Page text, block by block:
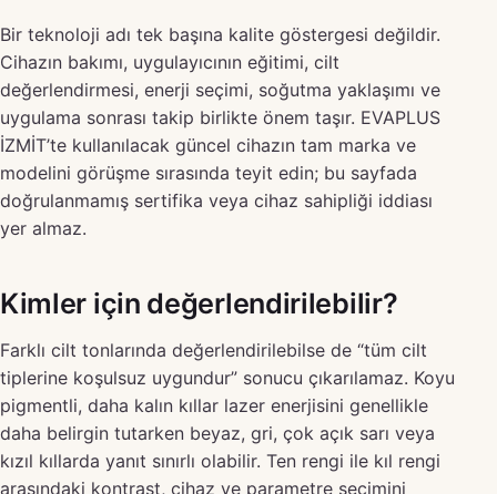
Bir teknoloji adı tek başına kalite göstergesi değildir.
Cihazın bakımı, uygulayıcının eğitimi, cilt
değerlendirmesi, enerji seçimi, soğutma yaklaşımı ve
uygulama sonrası takip birlikte önem taşır. EVAPLUS
İZMİT’te kullanılacak güncel cihazın tam marka ve
modelini görüşme sırasında teyit edin; bu sayfada
doğrulanmamış sertifika veya cihaz sahipliği iddiası
yer almaz.
Kimler için değerlendirilebilir?
Farklı cilt tonlarında değerlendirilebilse de “tüm cilt
tiplerine koşulsuz uygundur” sonucu çıkarılamaz. Koyu
pigmentli, daha kalın kıllar lazer enerjisini genellikle
daha belirgin tutarken beyaz, gri, çok açık sarı veya
kızıl kıllarda yanıt sınırlı olabilir. Ten rengi ile kıl rengi
arasındaki kontrast, cihaz ve parametre seçimini